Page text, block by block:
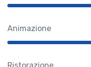
Animazione